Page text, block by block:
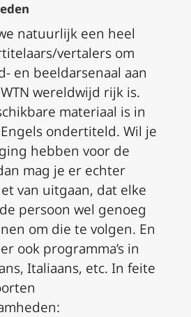
natuurlijk een heel
vertalers om
en beeldarsenaal aan
wereldwijd rijk is.
materiaal is in
ondertiteld. Wil je
hebben voor de
mag je er echter
van uitgaan, dat elke
persoon wel genoeg
om die te volgen. En
ook programma’s in
Italiaans, etc. In feite